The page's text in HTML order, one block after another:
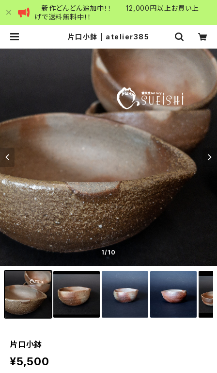
新作どんどん追加中！！ 12,000円以上お買い上
げで送料無料中！！
片口小鉢 | atelier385
1/10
片口小鉢
¥5,500